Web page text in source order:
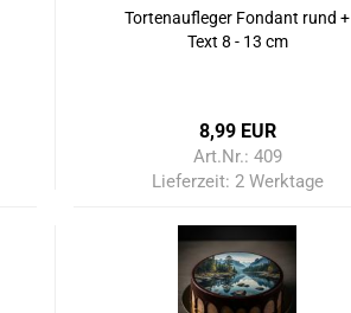
Tortenaufleger Fondant rund +
Text 8 - 13 cm
8,99 EUR
Art.Nr.: 409
Lieferzeit: 2 Werktage